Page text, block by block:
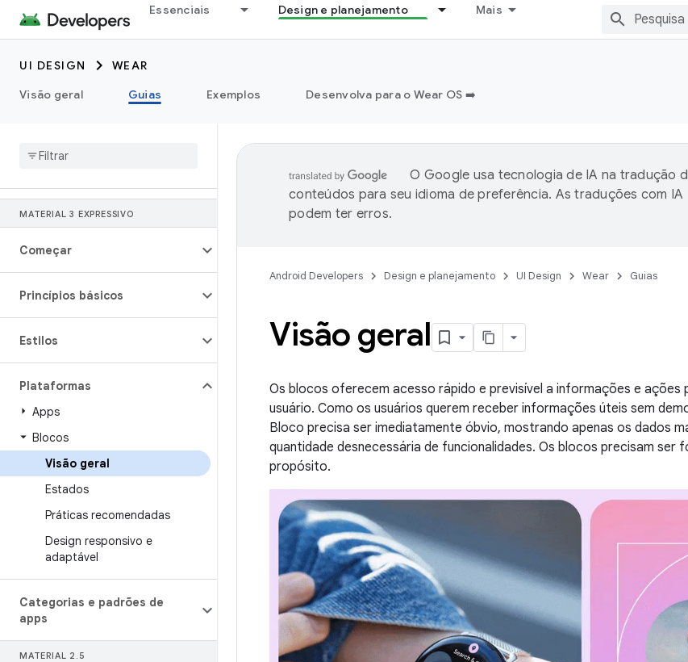
Essenciais Design e planejamento Mais
UI DESIGN
WEAR
Visão geral
Guias Exemplos Desenvolva para o Wear OS ➡️
MATERIAL 3 EXPRESSIVO
Começar
Princípios básicos
Estilos
Plataformas
Apps
Blocos
Visão geral
Estados
Práticas recomendadas
Design responsivo e
adaptável
Categorias e padrões de
apps
MATERIAL 2 . 5
O Google usa tecnologia de IA na tradução
conteúdos para seu idioma de preferência. As traduções com IA
podem ter erros.
Android Developers Design e planejamento UI Design Wear Guias
Visão geral
Os blocos oferecem acesso rápido e previsível a informações e ações
usuário. Como os usuários querem receber informações úteis sem
Bloco precisa ser imediatamente óbvio, mostrando apenas os dados
quantidade desnecessária de funcionalidades. Os blocos precisam ser
propósito.